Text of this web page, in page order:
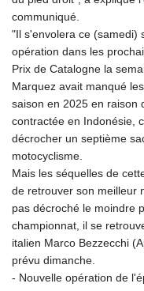
communiqué.
"Il s'envolera ce (samedi)
opération dans les
Prix de Catalogne la
Marquez avait manqué
saison en 2025 en raison
contractée en Indonésie,
décrocher un septième
motocyclisme.
Mais les séquelles de
de retrouver son meilleur
pas décroché le moindre
championnat, il se
italien Marco Bezzecchi
prévu dimanche.
- Nouvelle opération de